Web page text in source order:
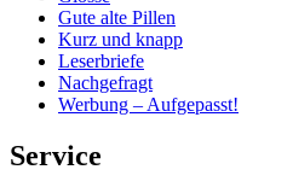
Gute alte Pillen
Kurz und knapp
Leserbriefe
Nachgefragt
Werbung – Aufgepasst!
Service